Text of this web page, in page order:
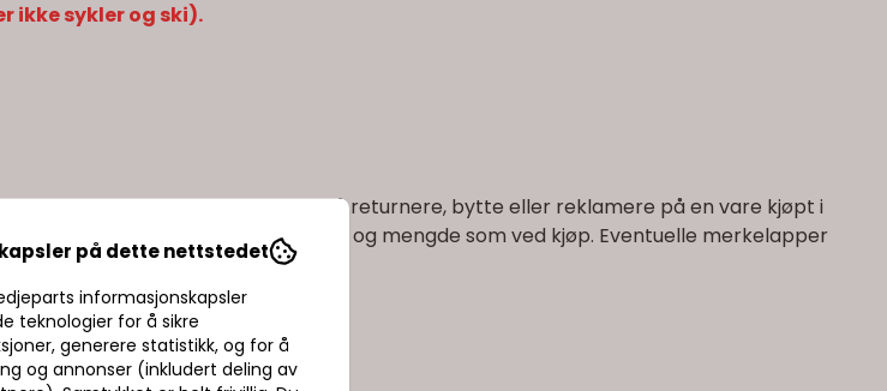
ikke sykler og ski).
Beitostølen. Ønsker du å returnere, bytte eller reklamere på en vare kjøpt i
være ubrukt, og i samme stand og mengde som ved kjøp. Eventuelle merkelapper
på dette nettstedet
informasjonskapsler
teknologier for å sikre
generere statistikk, og for å
og annonser (inkludert deling av